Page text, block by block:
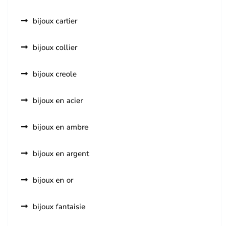
bijoux cartier
bijoux collier
bijoux creole
bijoux en acier
bijoux en ambre
bijoux en argent
bijoux en or
bijoux fantaisie